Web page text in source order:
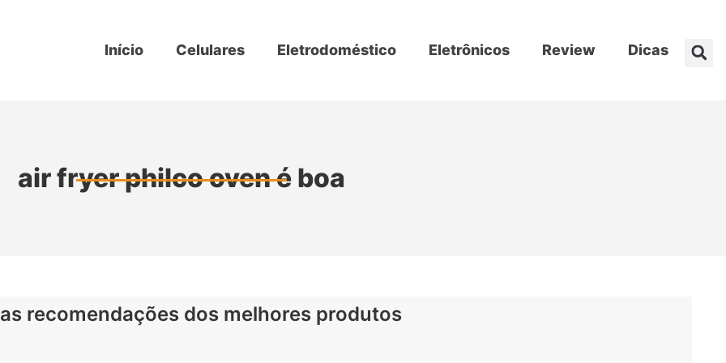
Início Celulares Eletrodoméstico Eletrônicos Review Dicas
air fryer philco oven é boa
recomendações dos melhores produtos